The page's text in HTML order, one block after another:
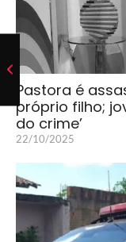
Pastora é
próprio filho;
do crime’
22/10/2025